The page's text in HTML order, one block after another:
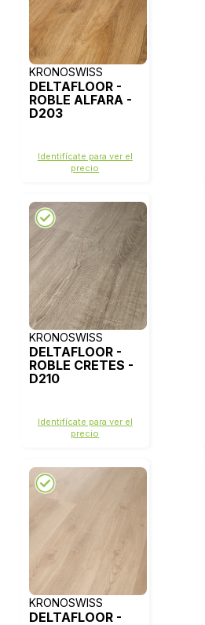
KRONOSWISS
DELTAFLOOR -
ROBLE ALFARA -
D203
Identifícate para ver el
precio
KRONOSWISS
DELTAFLOOR -
ROBLE CRETES -
D210
Identifícate para ver el
precio
KRONOSWISS
DELTAFLOOR -